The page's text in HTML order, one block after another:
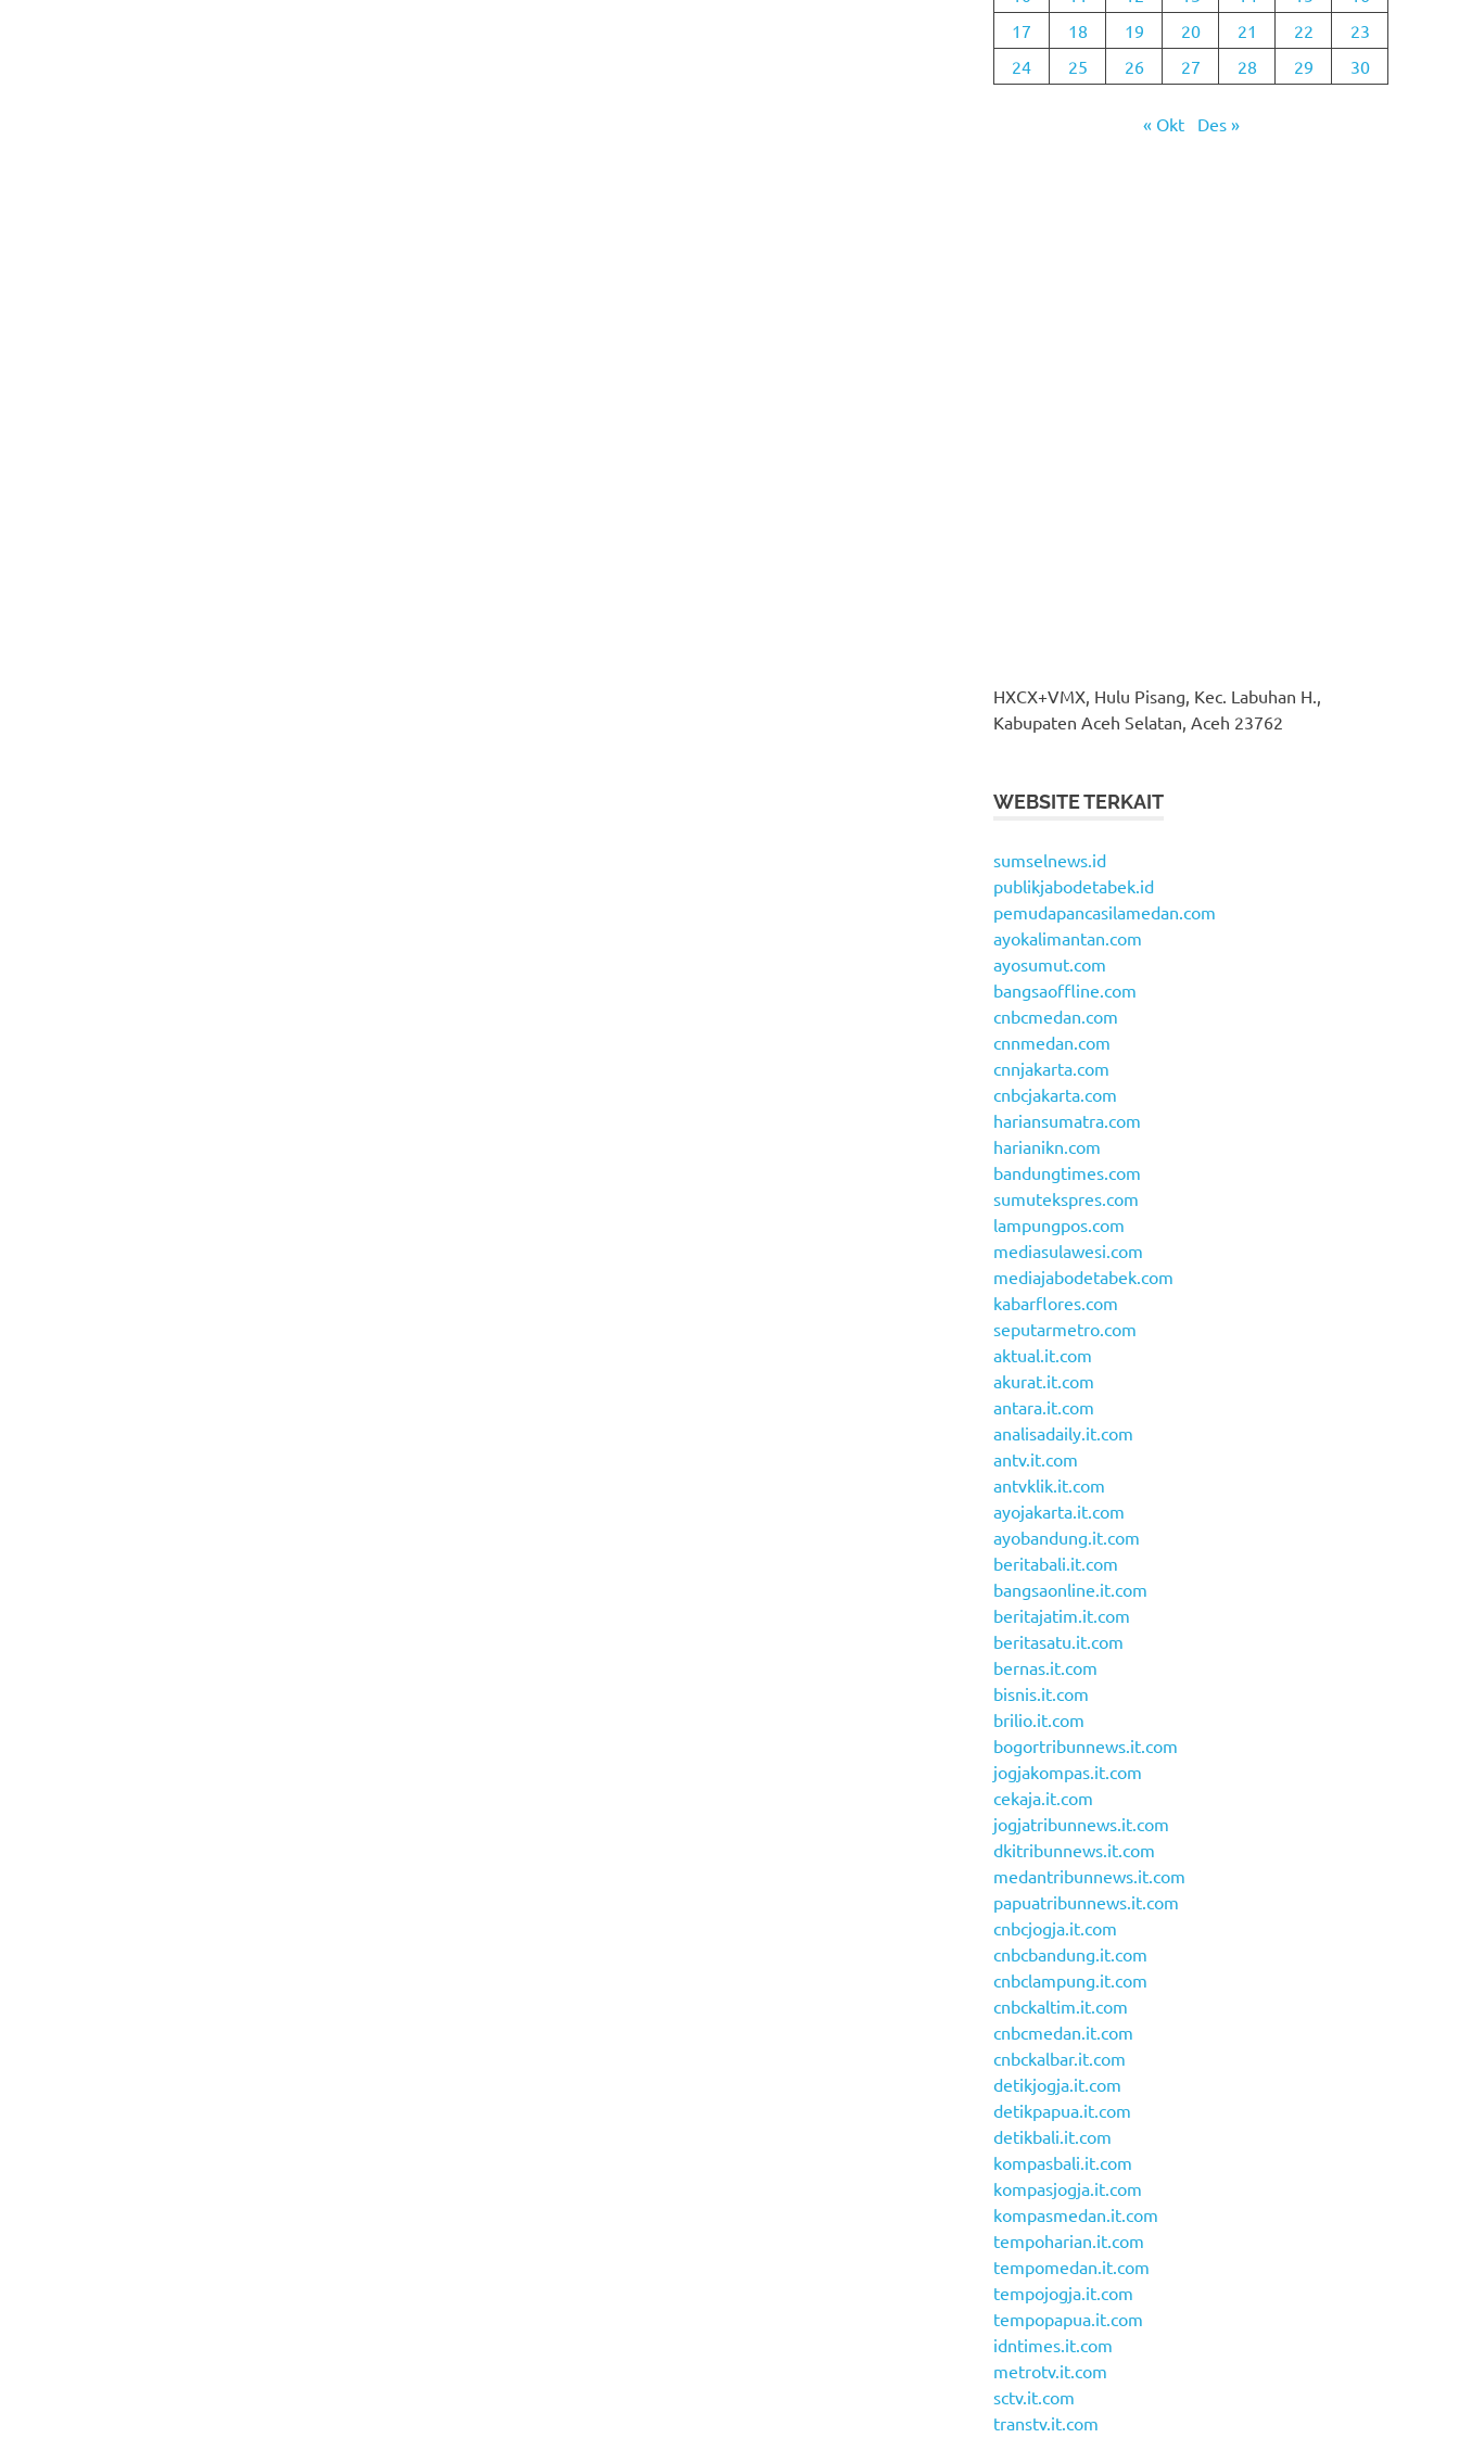
17
18 19 20 21 22
23
24
25 26 27 28 29 30
« Okt Des »
HXCX+VMX, Hulu Pisang, Kec. Labuhan H.,
Kabupaten Aceh Selatan, Aceh 23762
WEBSITE TERKAIT
sumselnews.id
publikjabodetabek.id
pemudapancasilamedan.com
ayokalimantan.com
ayosumut.com
bangsaoffline.com
cnbcmedan.com
cnnmedan.com
cnnjakarta.com
cnbcjakarta.com
hariansumatra.com
harianikn.com
bandungtimes.com
sumutekspres.com
lampungpos.com
mediasulawesi.com
mediajabodetabek.com
kabarflores.com
seputarmetro.com
aktual.it.com
akurat.it.com
antara.it.com
analisadaily.it.com
antv.it.com
antvklik.it.com
ayojakarta.it.com
ayobandung.it.com
beritabali.it.com
bangsaonline.it.com
beritajatim.it.com
beritasatu.it.com
bernas.it.com
bisnis.it.com
brilio.it.com
bogortribunnews.it.com
jogjakompas.it.com
cekaja.it.com
jogjatribunnews.it.com
dkitribunnews.it.com
medantribunnews.it.com
papuatribunnews.it.com
cnbcjogja.it.com
cnbcbandung.it.com
cnbclampung.it.com
cnbckaltim.it.com
cnbcmedan.it.com
cnbckalbar.it.com
detikjogja.it.com
detikpapua.it.com
detikbali.it.com
kompasbali.it.com
kompasjogja.it.com
kompasmedan.it.com
tempoharian.it.com
tempomedan.it.com
tempojogja.it.com
tempopapua.it.com
idntimes.it.com
metrotv.it.com
sctv.it.com
transtv.it.com